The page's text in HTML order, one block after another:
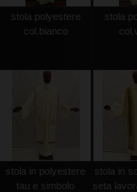
stola polyestere
col.bianco
stola
stola in polyestere
tau e simbolo
stola in
seta